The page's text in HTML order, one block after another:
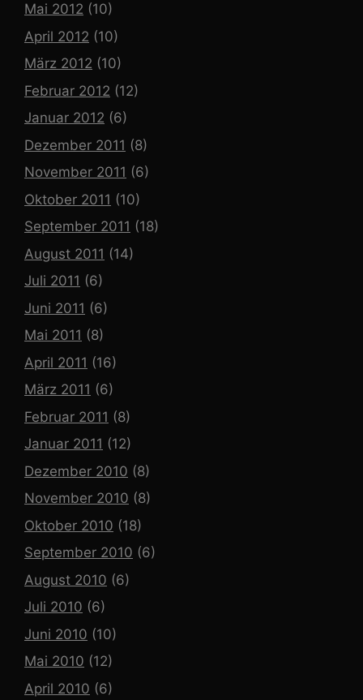
Mai 2012 (10)
April 2012 (10)
März 2012 (10)
Februar 2012 (12)
Januar 2012 (6)
Dezember 2011 (8)
November 2011 (6)
Oktober 2011 (10)
September 2011 (18)
August 2011 (14)
Juli 2011 (6)
Juni 2011 (6)
Mai 2011 (8)
April 2011 (16)
März 2011 (6)
Februar 2011 (8)
Januar 2011 (12)
Dezember 2010 (8)
November 2010 (8)
Oktober 2010 (18)
September 2010 (6)
August 2010 (6)
Juli 2010 (6)
Juni 2010 (10)
Mai 2010 (12)
April 2010 (6)